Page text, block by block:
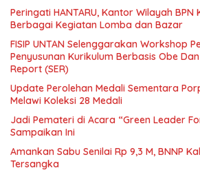
Peringati HANTARU, Kantor Wilayah BPN
Berbagai Kegiatan Lomba dan Bazar
FISIP UNTAN Selenggarakan Workshop
Penyusunan Kurikulum Berbasis Obe
Report (SER)
Update Perolehan Medali Sementara
Melawi Koleksi 28 Medali
Jadi Pemateri di Acara “Green Leader
Sampaikan Ini
Amankan Sabu Senilai Rp 9,3 M, BNNP
Tersangka